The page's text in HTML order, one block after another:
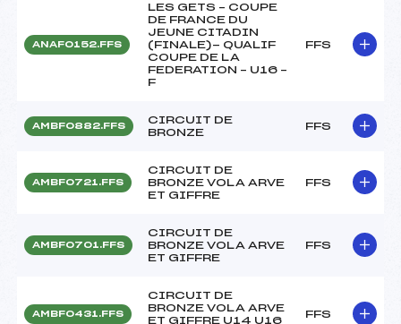
ANAF0152.FFS
LES GETS – COUPE
DE FRANCE DU
JEUNE CITADIN
(FINALE)- QUALIF
COUPE DE LA
FEDERATION – U16 –
F
FFS
AMBF0882.FFS
CIRCUIT DE
BRONZE
FFS
AMBF0721.FFS
CIRCUIT DE
BRONZE VOLA ARVE
ET GIFFRE
FFS
AMBF0701.FFS
CIRCUIT DE
BRONZE VOLA ARVE
ET GIFFRE
FFS
AMBF0431.FFS
CIRCUIT DE
BRONZE VOLA ARVE
ET GIFFRE U14 U16
FFS